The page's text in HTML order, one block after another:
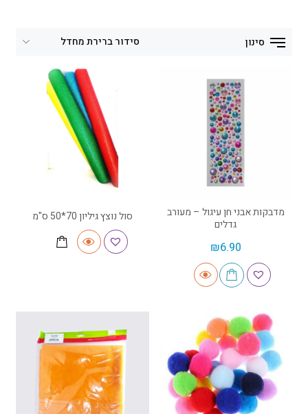
סינון
מדבקות אבני חן עיגול – מעורב
גדלים
₪6.90
סול נוצץ גיליון 70*50 ס"מ